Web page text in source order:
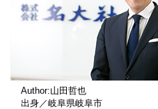
Author:山田哲也
出身／岐阜県岐阜市